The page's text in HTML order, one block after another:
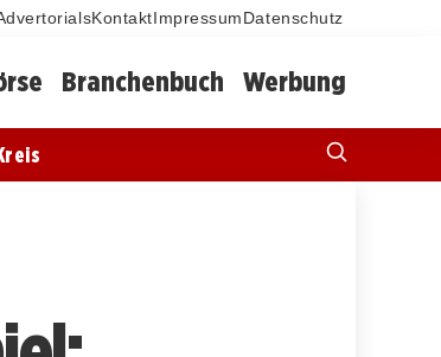
Kontakt Impressum Datenschutz
Branchenbuch Werbung